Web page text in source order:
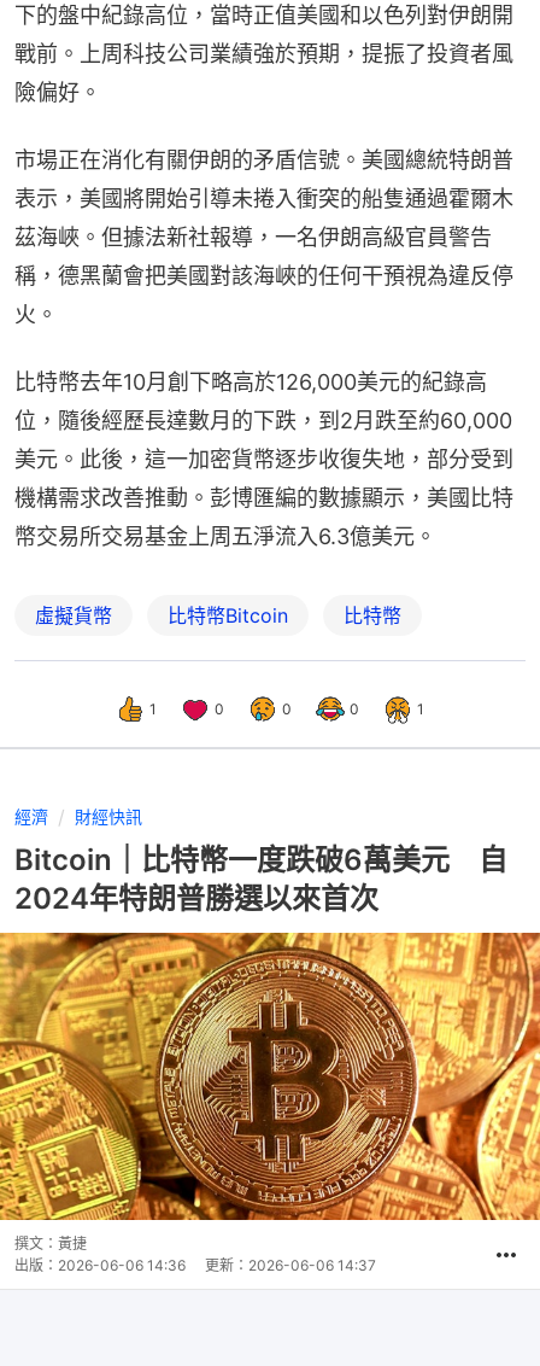
下的盤中紀錄高位，當時正值美國和以色列對伊朗開
戰前。上周科技公司業績強於預期，提振了投資者風
險偏好。
市場正在消化有關伊朗的矛盾信號。美國總統特朗普
表示，美國將開始引導未捲入衝突的船隻通過霍爾木
茲海峽。但據法新社報導，一名伊朗高級官員警告
稱，德黑蘭會把美國對該海峽的任何干預視為違反停
火。
比特幣去年10月創下略高於126,000美元的紀錄高
位，隨後經歷長達數月的下跌，到2月跌至約60,000
美元。此後，這一加密貨幣逐步收復失地，部分受到
機構需求改善推動。彭博匯編的數據顯示，美國比特
幣交易所交易基金上周五淨流入6.3億美元。
虛擬貨幣 比特幣Bitcoin 比特幣
1 0 0 0 1
經濟 財經快訊
Bitcoin｜比特幣一度跌破6萬美元 自
2024年特朗普勝選以來首次
撰文： 黃捷
出版： 2026-06-06 14:36 更新： 2026-06-06 14:37